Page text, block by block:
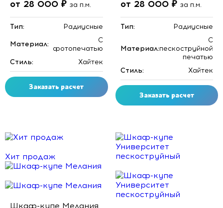
от 28 000 ₽ за п.м.
Тип: Радиусные
Материал:
C
фотопечатью
Стиль:
Хайтек
Заказать расчет
от 28 000 ₽ за п.м.
Тип: Радиусные
Материал:
C
пескоструйной
печатью
Стиль:
Хайтек
Заказать расчет
Хит продаж
Шкаф-купе Мелания